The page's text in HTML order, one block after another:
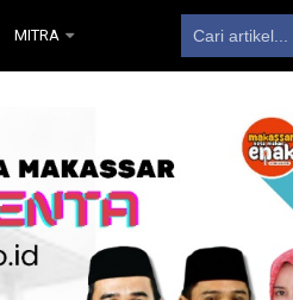
MITRA